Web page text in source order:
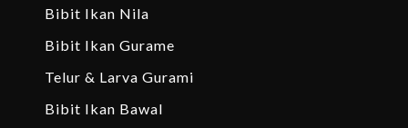
Bibit Ikan Nila
Bibit Ikan Gurame
Telur & Larva Gurami
Bibit Ikan Bawal